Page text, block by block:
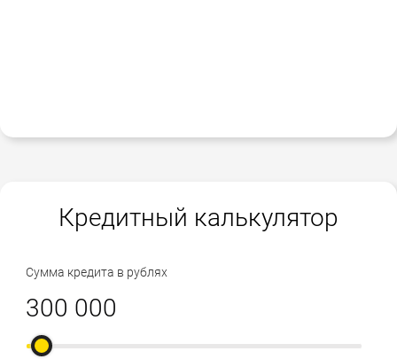
Кредитный калькулятор
Сумма кредита в рублях